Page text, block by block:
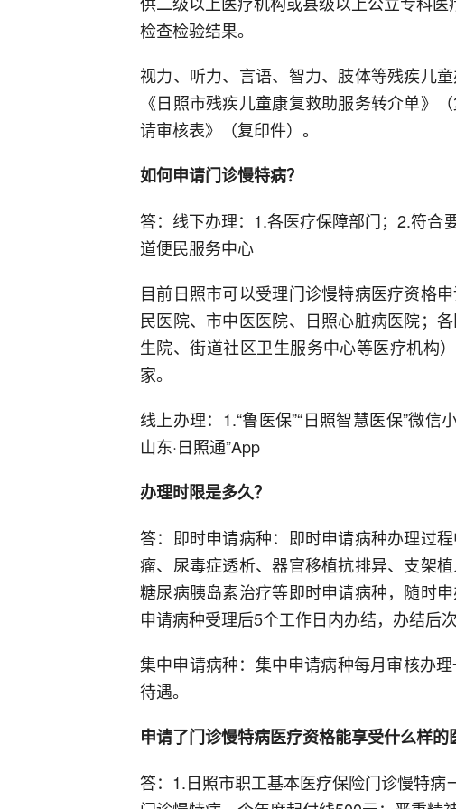
检查检验结果。
视力、听力、言语、智力、肢体等残疾儿
《日照市残疾儿童康复救助服务转介单》
请审核表》（复印件）。
如何申请门诊慢特病？
答：线下办理：1.各医疗保障部门；2.符合
道便民服务中心
目前日照市可以受理门诊慢特病医疗资格
民医院、市中医医院、日照心脏病医院；
生院、街道社区卫生服务中心等医疗机构
家。
线上办理：1.“鲁医保”“日照智慧医保”微信
山东·日照通”App
办理时限是多久？
答：即时申请病种：即时申请病种办理过
瘤、尿毒症透析、器官移植抗排异、支架
糖尿病胰岛素治疗等即时申请病种，随时
申请病种受理后5个工作日内办结，办结后
集中申请病种：集中申请病种每月审核办
待遇。
申请了门诊慢特病医疗资格能享受什么样的
答：1.日照市职工基本医疗保险门诊慢特